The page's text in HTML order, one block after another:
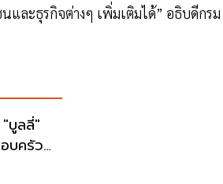
ละธุรกิจต่างๆ เพิ่มเติมได้” อธิบดีกรม
"บูลลี่"
บครัว